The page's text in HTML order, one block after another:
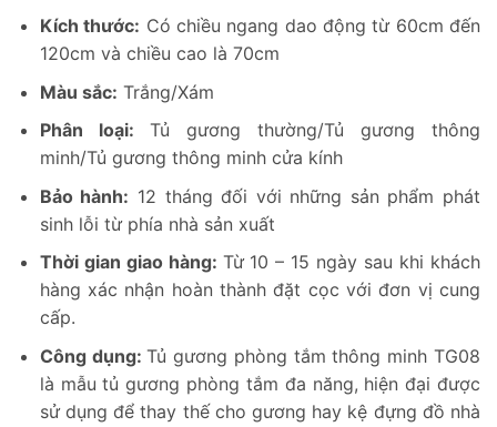
Kích thước: Có chiều ngang dao động từ 60cm đến
120cm và chiều cao là 70cm
Màu sắc: Trắng/Xám
Phân loại: Tủ gương thường/Tủ gương thông
minh/Tủ gương thông minh cửa kính
Bảo hành: 12 tháng đối với những sản phẩm phát
sinh lỗi từ phía nhà sản xuất
Thời gian giao hàng: Từ 10 – 15 ngày sau khi khách
hàng xác nhận hoàn thành đặt cọc với đơn vị cung
cấp.
Công dụng:Tủ gương phòng tắm thông minh TG08
là mẫu tủ gương phòng tắm đa năng, hiện đại được
sử dụng để thay thế cho gương hay kệ đựng đồ nhà